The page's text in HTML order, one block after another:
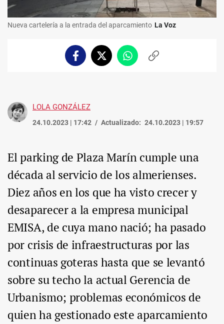
Nueva cartelería a la entrada del aparcamiento La Voz
FacebookTwitterWhatsappCopiar
LOLA GONZÁLEZ
24.10.2023 | 17:42 Actualizado: 24.10.2023 | 19:57
El parking de Plaza Marín cumple una
década al servicio de los almerienses.
Diez años en los que ha visto crecer y
desaparecer a la empresa municipal
EMISA, de cuya mano nació; ha pasado
por crisis de infraestructuras por las
continuas goteras hasta que se levantó
sobre su techo la actual Gerencia de
Urbanismo; problemas económicos de
quien ha gestionado este aparcamiento